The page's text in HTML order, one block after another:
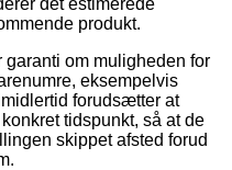
produkt.
garanti om muligheden for
eksempelvis
forudsætter at
tidspunkt, så at de
skippet afsted forud